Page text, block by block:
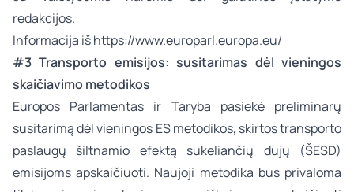
redakcijos.
Informacija išhttps://www.europarl.europa.eu/
#3 Transporto emisijos: susitarimas dėl vieningos
skaičiavimo metodikos
Europos Parlamentas ir Taryba pasiekė preliminarų
susitarimą dėl vieningos ES metodikos, skirtos transporto
paslaugų šiltnamio efektą sukeliančių dujų (ŠESD)
emisijoms apskaičiuoti. Naujoji metodika bus privaloma